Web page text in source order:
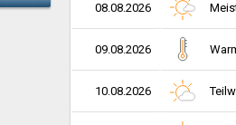
08.08.2026
09.08.2026
10.08.2026